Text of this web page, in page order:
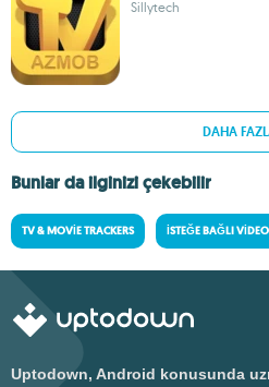
Sillytech
DAHA
Bunlar da ilginizi çekebilir
TV & MOVIE TRACKERS İSTEĞE BAĞLI
Uptodown, Android konusunda